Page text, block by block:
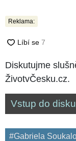
Reklama:
Diskutujme
ŽivotvČesku.cz.
Vstup do
#Gabriela